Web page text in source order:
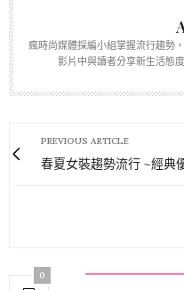
瘋時尚媒體採編小組掌握流行趨勢
影片中與讀者分享新生活態
PREVIOUS ARTICLE
春夏女裝趨勢流行 ~經典
0